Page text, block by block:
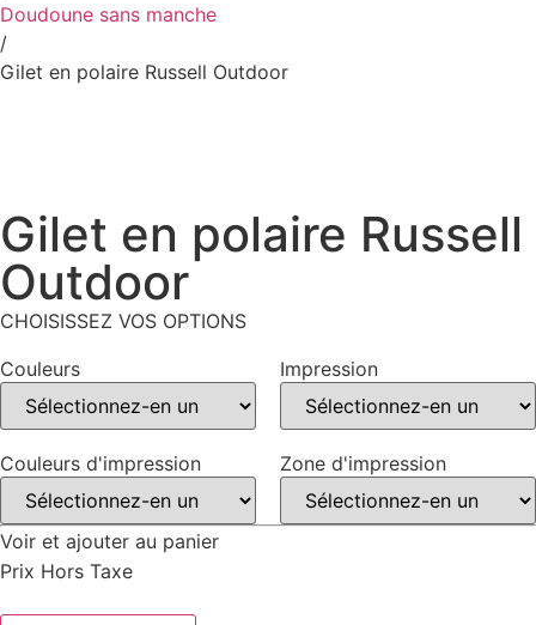
Doudoune sans manche
/
Gilet en polaire Russell Outdoor
Gilet en polaire Russell
Outdoor
CHOISISSEZ VOS OPTIONS
Couleurs Impression
Couleurs d'impression Zone d'impression
Voir et ajouter au panier
Prix Hors Taxe